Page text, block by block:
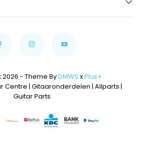
- Theme ByDMWS xPlus+
Centre | Gitaaronderdelen | Allparts |
Guitar Parts